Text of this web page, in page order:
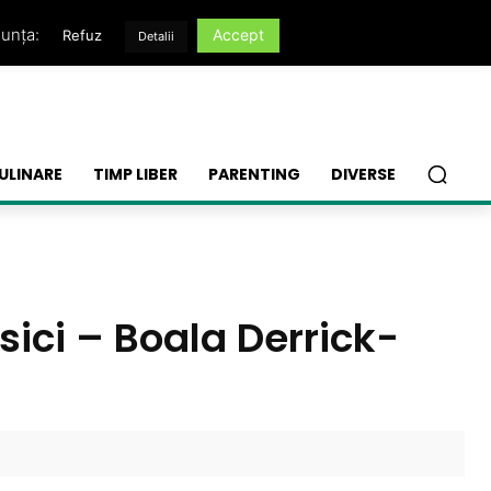
TIMP LIBER PARENTING DIVERSE
– Boala Derrick-
Refuz Detalii Accept